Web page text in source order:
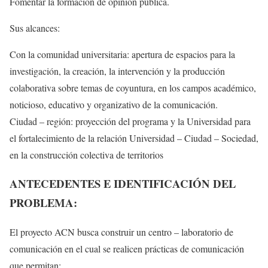
Sus alcances:
Con la comunidad universitaria: apertura de espacios para la
investigación, la creación, la intervención y la producción
colaborativa sobre temas de coyuntura, en los campos académico,
noticioso, educativo y organizativo de la comunicación.
Ciudad – región: proyección del programa y la Universidad para
el fortalecimiento de la relación Universidad – Ciudad – Sociedad,
en la construcción colectiva de territorios
ANTECEDENTES E IDENTIFICACIÓN DEL
PROBLEMA:
El proyecto ACN busca construir un centro – laboratorio de
comunicación en el cual se realicen prácticas de comunicación
que permitan: